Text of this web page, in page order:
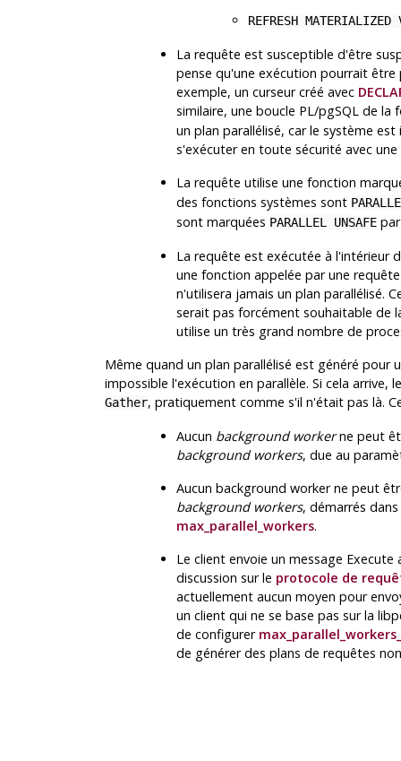
REFRESH MATERIALIZED
La requête est susceptible d'être
pense qu'une exécution pourrait être
exemple, un curseur créé avec
similaire, une boucle PL/pgSQL de la
un plan parallélisé, car le système
s'exécuter en toute sécurité avec
La requête utilise une fonction
des fonctions systèmes sont
sont marquées PARALLEL UNSAFEpar
La requête est exécutée à l'intérieur
une fonction appelée par une
n'utilisera jamais un plan parallélisé.
serait pas forcément souhaitable de
utilise un très grand nombre de
Même quand un plan parallélisé est généré pour
impossible l'exécution en parallèle. Si cela arrive,
Gather, pratiquement comme s'il n'était pas là.
Aucun background workerne peut
background workers, due au
Aucun background worker ne peut
background workers, démarrés
max_parallel_workers.
Le client envoie un message
discussion sur le protocole de
actuellement aucun moyen pour
un client qui ne se base pas sur la
de configurer
de générer des plans de requêtes